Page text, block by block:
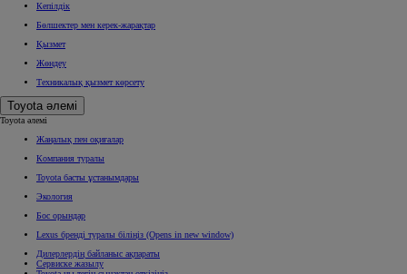
Кепілдік
Бөлшектер мен керек-жарақтар
Қызмет
Жөндеу
Техникалық қызмет көрсету
Toyota әлемі
Toyota әлемі
Жаңалық пен оқиғалар
Компания туралы
Toyota басты ұстанымдары
Экология
Бос орындар
Lexus бренді туралы біліңіз (Opens in new window)
Дилерлердің байланыс ақпараты
Сервиске жазылу